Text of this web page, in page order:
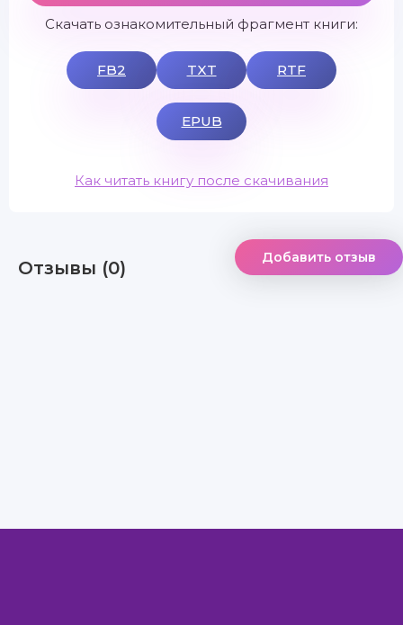
Скачать ознакомительный фрагмент книги:
FB2 TXT RTF
EPUB
Как читать книгу после скачивания
Отзывы (0) Добавить отзыв